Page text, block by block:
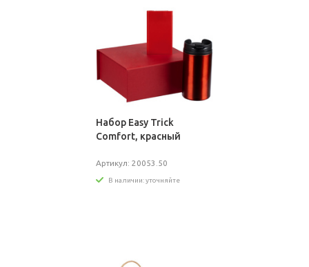
Набор Easy Trick
Comfort, красный
Артикул: 20053.50
В наличии: уточняйте